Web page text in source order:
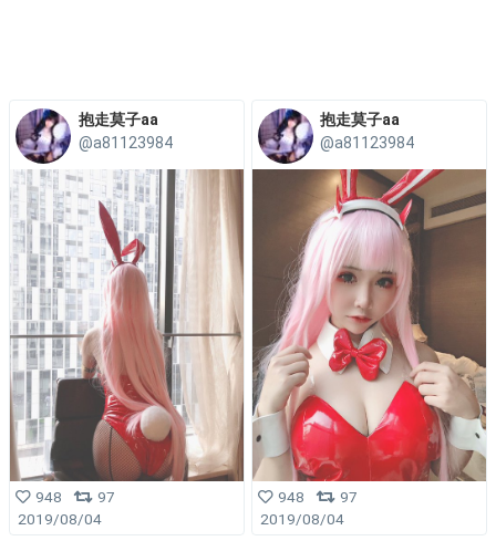
抱走莫子aa
@a81123984
948
97
2019/08/04
抱走莫子aa
@a81123984
948
97
2019/08/04